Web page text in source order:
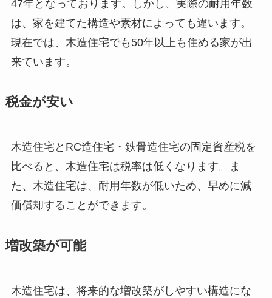
47年となっております。しかし、実際の耐用年数
は、家を建てた構造や素材によっても違います。
現在では、木造住宅でも50年以上も住める家が出
来ています。
税金が安い
木造住宅とRC造住宅・鉄骨造住宅の固定資産税を
比べると、木造住宅は税率は低くなります。ま
た、木造住宅は、耐用年数が低いため、早めに減
価償却することができます。
増改築が可能
木造住宅は、将来的な増改築がしやすい構造にな